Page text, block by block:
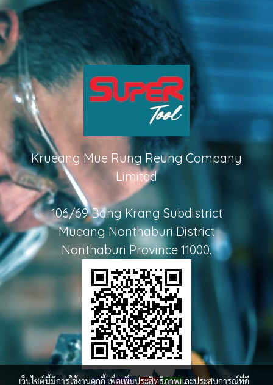
Krueang Mue Rung Reung Company
Limited
106/69 Bang Krang Subdistrict
Mueang Nonthaburi District
Nonthaburi Province 11000.
เว็บไซต์นี้มีการใช้งานคุกกี้ เพื่อเพิ่มประสิทธิภาพและประสบการณ์ที่ดี